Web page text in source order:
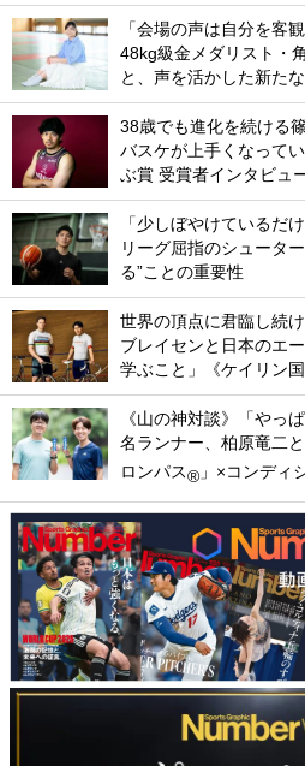
「会場の声は自分を客
48kg級金メダリスト・
と、声を活かした新た
38歳でも進化を続ける
バスケが上手くなって
ぶ賞 受賞者インタビュー
「少しぼやけているだ
リーグ屈指のシュータ
る”ことの重要性
世界の頂点に君臨し続
ブレイセンと日本のエ
学ぶこと」《ケイリン
《山の神対談》「やっ
名ランナー、柏原竜二
ロンパス® 」×コンディ